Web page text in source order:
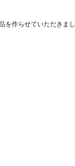
を作らせていただきまし